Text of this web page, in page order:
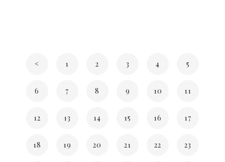
< 1 2 3 4 5
6 7 8 9 10 11
12 13 14 15 16 17
18 19 20 21 22 23